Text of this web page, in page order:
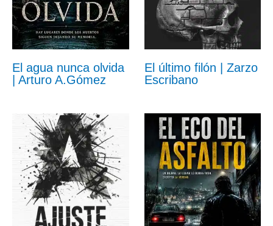
El agua nunca olvida
| Arturo A.Gómez
El último filón | Zarzo
Escribano